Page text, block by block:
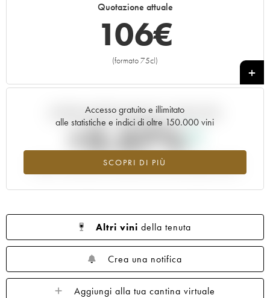
Quotazione attuale
106€
(formato 75cl)
+
Accesso gratuito e illimitato
alle statistiche e indici di oltre 150.000 vini
SCOPRI DI PIÙ
Andamento della quotazione in tempo reale
+2.57%
Valore in aumento per l'annata 2020 nel 2026 rispetto al 2025
Altri vini della tenuta
Crea una notifica
Aggiungi alla tua cantina virtuale